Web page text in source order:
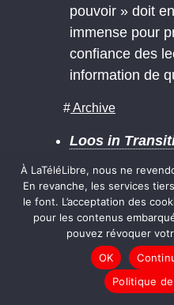
pouvoir » doit
immense pour
confiance des
information de
#Archive
Loos in
Voici l’histoire
plein bastion
réinvente la
résilience et la
Réjouissant!
Les Insoumis ,
À LaTéléLibre, nous ne
En revanche, les services
le font. L’acceptation des
pour les contenus
pouvez révoquer
OK
Politique